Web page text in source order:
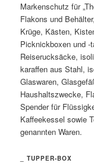
Markenschutz für
Flakons und
Krüge, Kästen,
Picknickboxen und
Reiserucksäcke,
karaffen aus Stahl,
Glaswaren,
Haushaltszwecke,
Spender für
Kaffeekessel sowie
genannten Waren.
_ TUPPER-BOX